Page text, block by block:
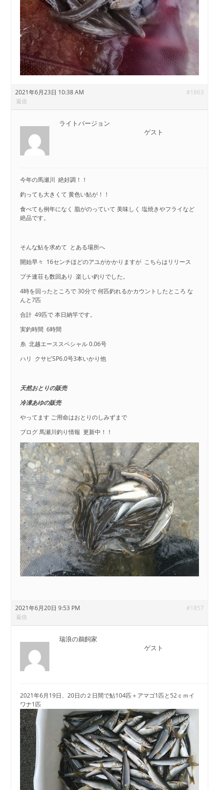
2021年6月23日 10:38 AM #1863
返信
ライトバージョン
ゲスト
今年の馬瀬川 絶好調！！
釣っても大きくて 黄色い鮎が！！
食べても例年になく 脂がのっていて 美味しく 塩焼きやフライなど
絶品です。
そんな鮎を求めて とある場所へ
開始早々 16センチほどのアユがかかりますが こちらはリリース
プチ連荘も数回あり 楽しい釣りでした。
4時を回ったところで 30分で 何匹釣れるかカウントしたところ な
んと7匹
合計 49匹で 本日納竿です。
実釣時間 6時間
糸 北越エーススペシャル 0.06号
ハリ クサビSP6.0号3本いかり他
天然おとりの販売
冷凍あゆの販売
やってます ご用命はおとりのしみずまで
ブログ 馬瀬川釣り情報 更新中！！
2021年6月20日 9:53 PM #1857
返信
瑞浪の鵜飼家
ゲスト
2021年6月19日、20日の２日間で鮎104匹＋アマゴ1匹と52ｃｍイ
ワナ1匹